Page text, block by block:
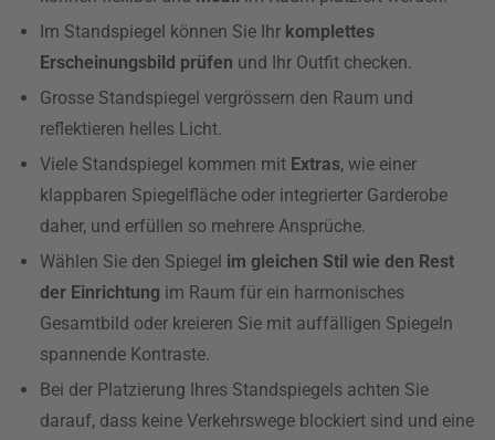
Im Standspiegel können Sie Ihr komplettes
Erscheinungsbild prüfen und Ihr Outfit checken.
Grosse Standspiegel vergrössern den Raum und
reflektieren helles Licht.
Viele Standspiegel kommen mit Extras, wie einer
klappbaren Spiegelfläche oder integrierter Garderobe
daher, und erfüllen so mehrere Ansprüche.
Wählen Sie den Spiegel im gleichen Stil wie den Rest
der Einrichtung im Raum für ein harmonisches
Gesamtbild oder kreieren Sie mit auffälligen Spiegeln
spannende Kontraste.
Bei der Platzierung Ihres Standspiegels achten Sie
darauf, dass keine Verkehrswege blockiert sind und eine